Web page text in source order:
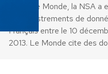
Selon Le Monde, la NSA
d'enregistrements de
Français entre le 10
2013. Le Monde cite des